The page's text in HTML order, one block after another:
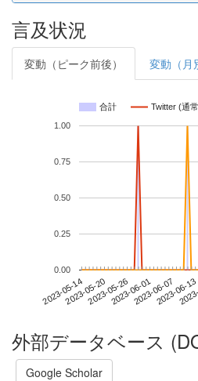
言及状況
変動（ピーク前後） 変動（月
合計 Twitter (通
2023-05-142023-05-202023-05-262023-06-012023-06-072023-06-13
0.00
0.25
0.50
0.75
1.00
外部データベース
Google Scholar